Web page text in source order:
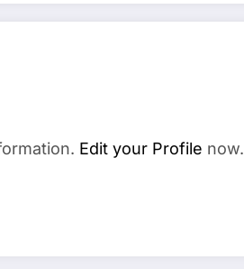
Edit your Profile now.